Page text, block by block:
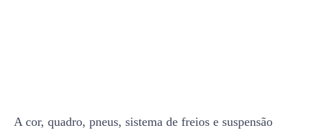
A cor, quadro, pneus, sistema de freios e suspensão